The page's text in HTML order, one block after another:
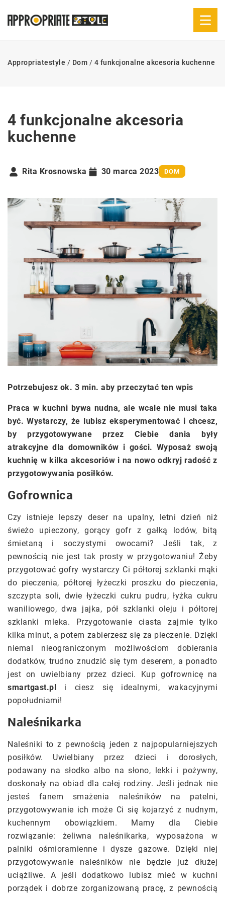
Appropriatestyle / Dom / 4 funkcjonalne akcesoria kuchenne
4 funkcjonalne akcesoria
kuchenne
Rita Krosnowska 30 marca 2023 DOM
Potrzebujesz ok. 3 min. aby przeczytać ten wpis
Praca w kuchni bywa nudna, ale wcale nie musi taka
być. Wystarczy, że lubisz eksperymentować i chcesz,
by przygotowywane przez Ciebie dania były
atrakcyjne dla domowników i gości. Wyposaż swoją
kuchnię w kilka akcesoriów i na nowo odkryj radość z
przygotowywania posiłków.
Gofrownica
Czy istnieje lepszy deser na upalny, letni dzień niż
świeżo upieczony, gorący gofr z gałką lodów, bitą
śmietaną i soczystymi owocami? Jeśli tak, z
pewnością nie jest tak prosty w przygotowaniu! Żeby
przygotować gofry wystarczy Ci półtorej szklanki mąki
do pieczenia, półtorej łyżeczki proszku do pieczenia,
szczypta soli, dwie łyżeczki cukru pudru, łyżka cukru
waniliowego, dwa jajka, pół szklanki oleju i półtorej
szklanki mleka. Przygotowanie ciasta zajmie tylko
kilka minut, a potem zabierzesz się za pieczenie. Dzięki
niemal nieograniczonym możliwościom dobierania
dodatków, trudno znudzić się tym deserem, a ponadto
jest on uwielbiany przez dzieci. Kup gofrownicę na
smartgast.pl
i ciesz się idealnymi, wakacyjnymi
popołudniami!
Naleśnikarka
Naleśniki to z pewnością jeden z najpopularniejszych
posiłków. Uwielbiany przez dzieci i dorosłych,
podawany na słodko albo na słono, lekki i pożywny,
doskonały na obiad dla całej rodziny. Jeśli jednak nie
jesteś fanem smażenia naleśników na patelni,
przygotowywanie ich może Ci się kojarzyć z nudnym,
kuchennym obowiązkiem. Mamy dla Ciebie
rozwiązanie: żeliwna naleśnikarka, wyposażona w
palniki ośmioramienne i dysze gazowe. Dzięki niej
przygotowywanie naleśników nie będzie już dłużej
uciążliwe. A jeśli dodatkowo lubisz mieć w kuchni
porządek i dobrze zorganizowaną pracę, z pewnością